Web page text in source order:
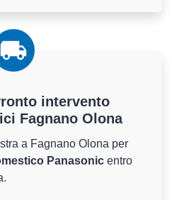
intervento
Fagnano Olona
a Fagnano Olona per
Panasonic entro